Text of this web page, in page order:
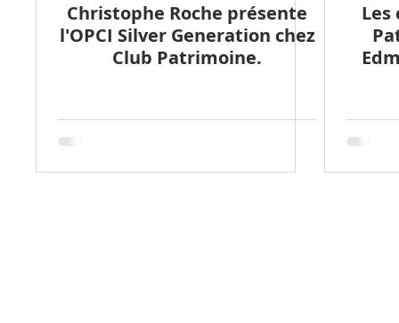
Christophe Roche présente
l'OPCI Silver Generation chez
Club Patrimoine.
Les